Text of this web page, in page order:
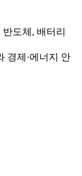
도체, 배터리
경제·에너지 안